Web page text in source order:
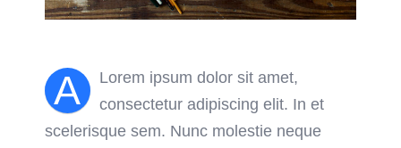
A
Lorem ipsum dolor sit amet,
consectetur adipiscing elit. In et
scelerisque sem. Nunc molestie neque